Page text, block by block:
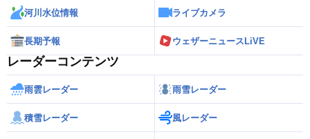
河川水位情報 ライブカメラ
長期予報 ウェザーニュースLiVE
レーダーコンテンツ
雨雲レーダー 雨雪レーダー
積雪レーダー 風レーダー